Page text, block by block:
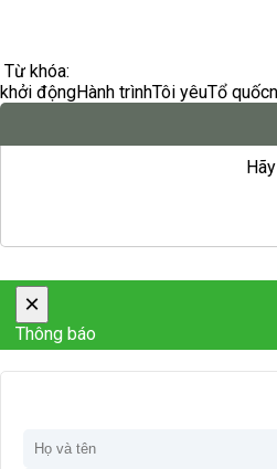
Từ khóa:
khởi độngHành trìnhTôi yêuTổ quốc
×
Thông báo